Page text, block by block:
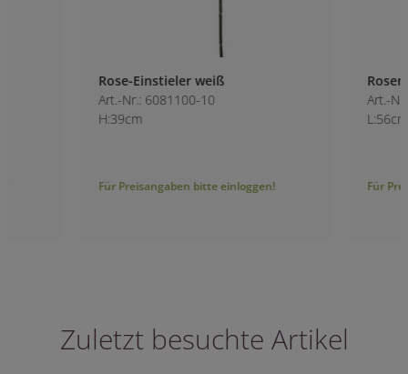
Rose-Einstieler weiß
Art.-Nr.: 6081100-10
Für Preisangaben bitte einloggen!
Rosen creme
Art.-Nr.: 6059400-
Für Preisangaben
Zuletzt besuchte Artikel